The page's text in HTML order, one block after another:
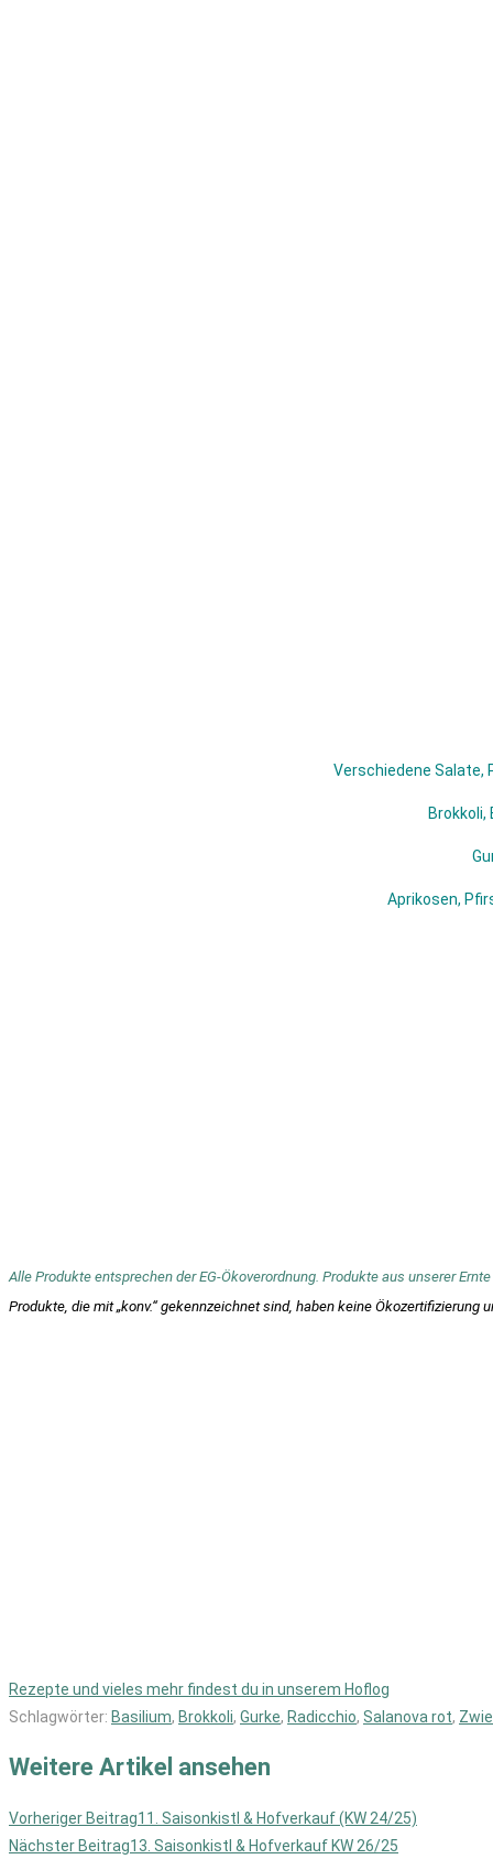
Verschiedene Salate,
Brokkoli,
Aprikosen,
Alle Produkte entsprechen der EG-Ökoverordnung. Produkte aus unserer
Produkte, die mit „konv.“ gekennzeichnet sind, haben keine
Rezepte und vieles mehr findest du in unserem Hoflog
Schlagwörter: Basilium, Brokkoli, Gurke, Radicchio, Salanova rot,
Weitere Artikel ansehen
Vorheriger Beitrag11. Saisonkistl & Hofverkauf (KW 24/25)
Nächster Beitrag13. Saisonkistl & Hofverkauf KW 26/25